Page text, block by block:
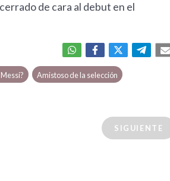
de cara al debut en el
Amistoso de la selección
SIGUIENTE